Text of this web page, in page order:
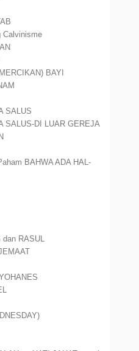
Calvinisme
BAYI
SALUS
SALUS-DI LUAR GEREJA
BAHWA ADA HAL-
dan RASUL